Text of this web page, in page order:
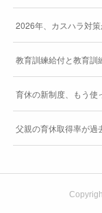
2026年、カスハラ対策
教育訓練給付と教育訓
育休の新制度、もう使
父親の育休取得率が過